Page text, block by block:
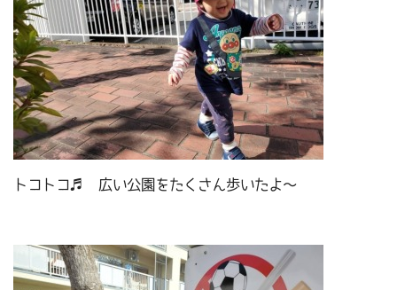
トコトコ♬ 広い公園をたくさん歩いたよ～